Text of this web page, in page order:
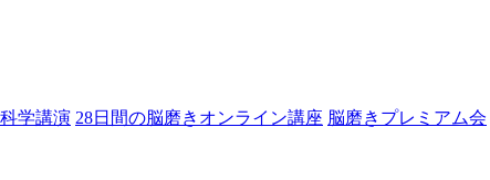
学講演 28日間の脳磨きオンライン講座 脳磨きプレミアム会